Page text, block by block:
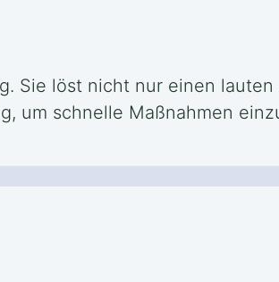
Sie löst nicht nur einen lauten
um schnelle Maßnahmen